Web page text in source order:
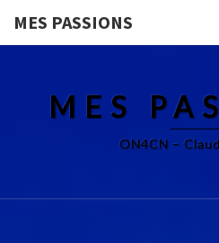
MES PASSIONS
MES
ON4CN –